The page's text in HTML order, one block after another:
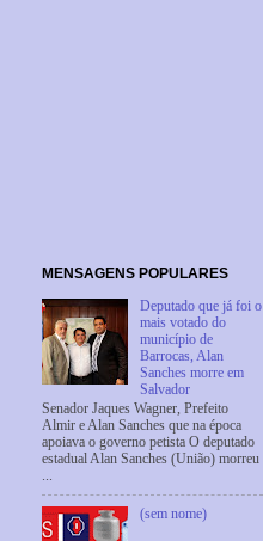
MENSAGENS POPULARES
Deputado que já foi o
mais votado do
município de
Barrocas, Alan
Sanches morre em
Salvador
Senador Jaques Wagner, Prefeito
Almir e Alan Sanches que na época
apoiava o governo petista O deputado
estadual Alan Sanches (União) morreu
...
(sem nome)